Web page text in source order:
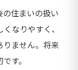
住まいの扱い
なりやすく、
りません。将来
す。